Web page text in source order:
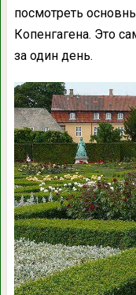
посмотреть
Копенгагена. Это
за один день.